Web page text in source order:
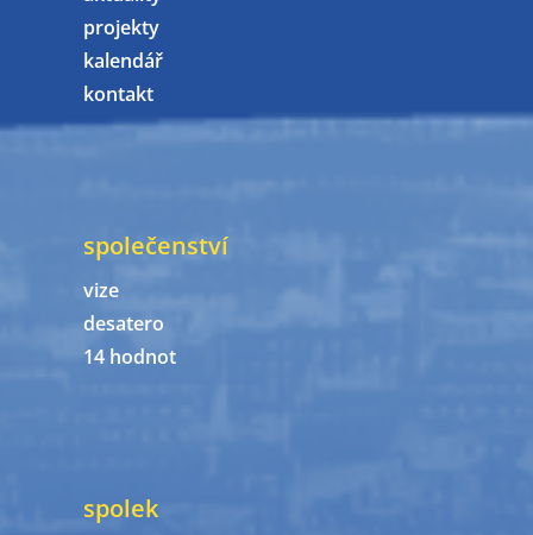
projekty
kalendář
kontakt
společenství
vize
desatero
14 hodnot
spolek